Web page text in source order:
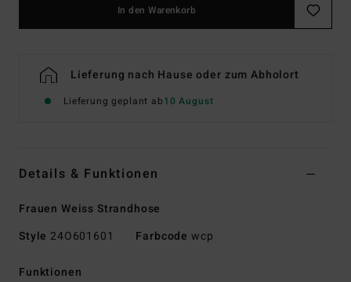
In den Warenkorb
Lieferung nach Hause oder zum Abholort
Lieferung geplant ab10 August
Details & Funktionen
Frauen Weiss Strandhose
Style 24O601601 Farbcode wcp
Funktionen